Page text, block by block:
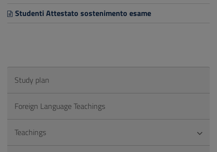
Studenti Attestato sostenimento esame
Study plan
Foreign Language Teachings
Teachings